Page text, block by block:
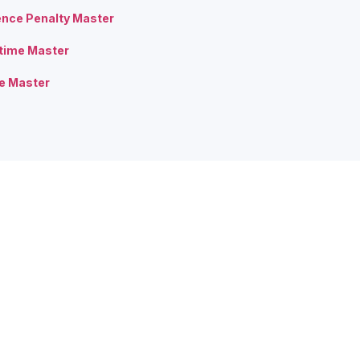
Penalty Master
Master
Master